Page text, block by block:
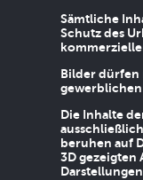
Sämtliche
Schutz des
Bilder dürfen
Die Inhalte
beruhen auf
3D gezeigten